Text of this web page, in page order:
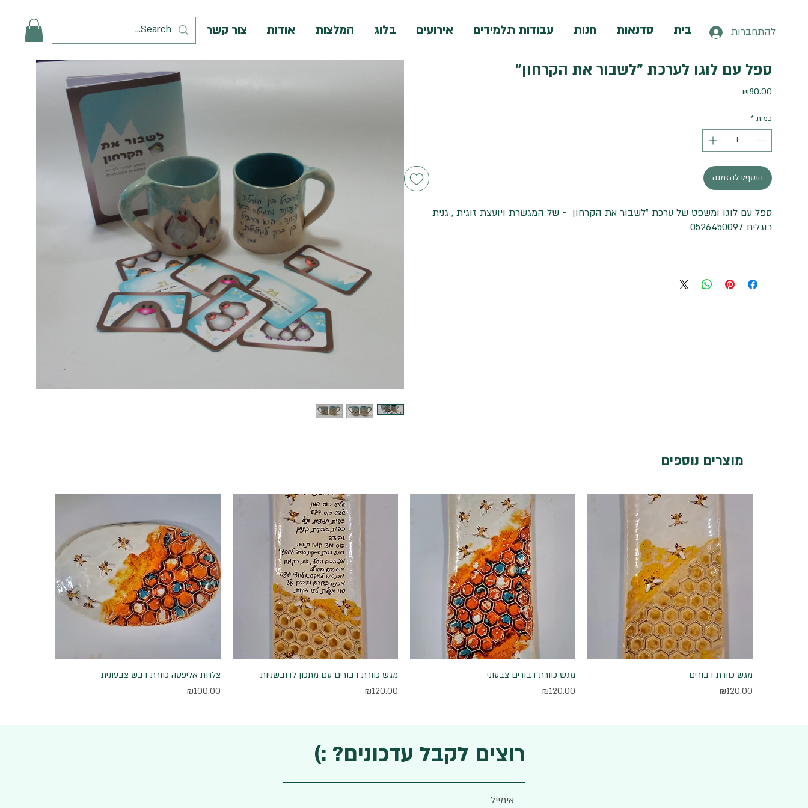
בית סדנאות חנות עבודות תלמידים אירועים בלוג המלצות אודות צור קשר להתחברות
ספל עם לוגו לערכת "לשבור את הקרחון"
₪80.00
כמות *
הוסף/י להזמנה
ספל עם לוגו ומשפט של ערכת "לשבור את הקרחון - של המגשרת ויועצת זוגית , גנית
רוגלית 0526450097
מוצרים נוספים
תצוגה מהירהמגש כוורת דבורים
מחיר
₪120.00
תצוגה מהירה
מגש כוורת דבורים צבעוני
מחיר
₪120.00
תצוגה מהירה
מגש כוורת דבורים עם מתכון לדובשניות
מחיר
₪120.00
תצוגה מהירה
צלחת אליפסה כוורת דבש צבעונית
מחיר
₪100.00
רוצים לקבל עדכונים? :)